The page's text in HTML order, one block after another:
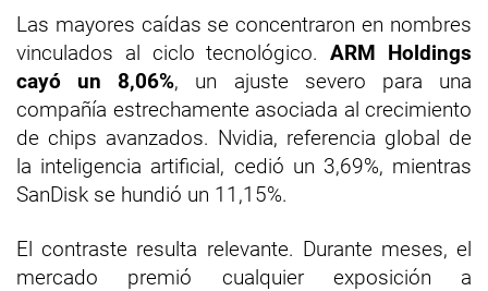
Las mayores caídas se concentraron en nombres
vinculados al ciclo tecnológico.ARM Holdings
cayó un 8,06%, un ajuste severo para una
compañía estrechamente asociada al crecimiento
de chips avanzados. Nvidia, referencia global de
la inteligencia artificial, cedió un 3,69%, mientras
SanDisk se hundió un 11,15%.
El contraste resulta relevante. Durante meses, el
mercado premió cualquier exposición a